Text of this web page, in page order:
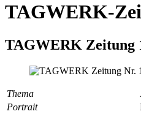
TAGWERK-
TAGWERK Zeitung
Thema
Portrait